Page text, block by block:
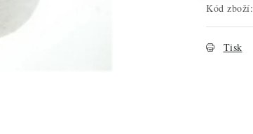
Kód zboží:
Tisk